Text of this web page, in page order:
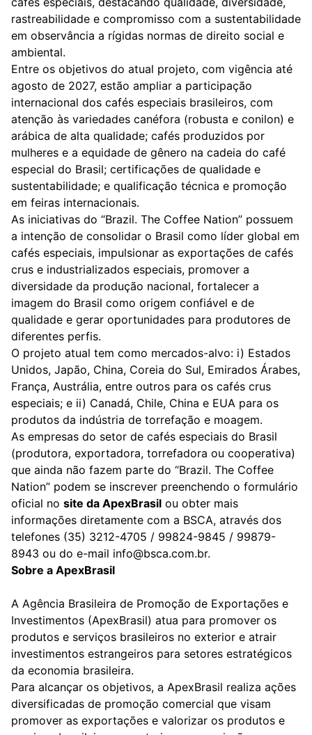
rastreabilidade e compromisso com a sustentabilidade
em observância a rígidas normas de direito social e
ambiental.
Entre os objetivos do atual projeto, com vigência até
agosto de 2027, estão ampliar a participação
internacional dos cafés especiais brasileiros, com
atenção às variedades canéfora (robusta e conilon) e
arábica de alta qualidade; cafés produzidos por
mulheres e a equidade de gênero na cadeia do café
especial do Brasil; certificações de qualidade e
sustentabilidade; e qualificação técnica e promoção
em feiras internacionais.
As iniciativas do “Brazil. The Coffee Nation” possuem
a intenção de consolidar o Brasil como líder global em
cafés especiais, impulsionar as exportações de cafés
crus e industrializados especiais, promover a
diversidade da produção nacional, fortalecer a
imagem do Brasil como origem confiável e de
qualidade e gerar oportunidades para produtores de
diferentes perfis.
O projeto atual tem como mercados-alvo: i) Estados
Unidos, Japão, China, Coreia do Sul, Emirados Árabes,
França, Austrália, entre outros para os cafés crus
especiais; e ii) Canadá, Chile, China e EUA para os
produtos da indústria de torrefação e moagem.
As empresas do setor de cafés especiais do Brasil
(produtora, exportadora, torrefadora ou cooperativa)
que ainda não fazem parte do “Brazil. The Coffee
Nation” podem se inscrever preenchendo o formulário
oficial no site da ApexBrasil ou obter mais
informações diretamente com a BSCA, através dos
telefones (35) 3212-4705 / 99824-9845 / 99879-
8943 ou do e-mail info@bsca.com.br.
Sobre a ApexBrasil
A Agência Brasileira de Promoção de Exportações e
Investimentos (ApexBrasil) atua para promover os
produtos e serviços brasileiros no exterior e atrair
investimentos estrangeiros para setores estratégicos
da economia brasileira.
Para alcançar os objetivos, a ApexBrasil realiza ações
diversificadas de promoção comercial que visam
promover as exportações e valorizar os produtos e